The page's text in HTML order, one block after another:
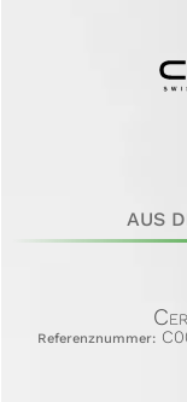
AUS
Referenznummer: